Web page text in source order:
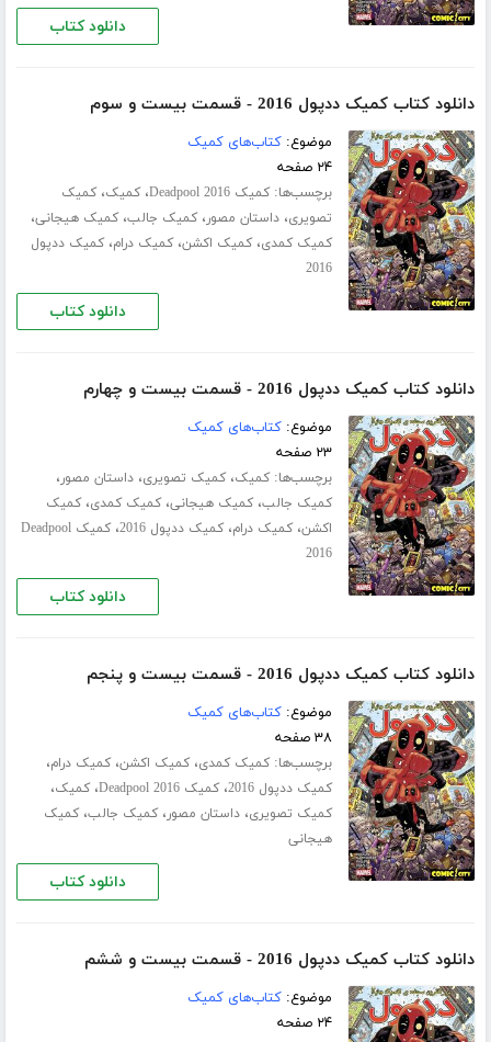
دانلود کتاب
دانلود کتاب کمیک ددپول 2016 - قسمت بیست و سوم
موضوع:کتاب‌های کمیک
۲۴ صفحه
برچسب‌ها:کمیک Deadpool 2016 ،کمیک،کمیک
تصویری،داستان مصور،کمیک جالب،کمیک هیجانی،
کمیک کمدی،کمیک اکشن،کمیک درام،کمیک ددپول
2016
دانلود کتاب
دانلود کتاب کمیک ددپول 2016 - قسمت بیست و چهارم
موضوع:کتاب‌های کمیک
۲۳ صفحه
برچسب‌ها:کمیک،کمیک تصویری،داستان مصور،
کمیک جالب،کمیک هیجانی،کمیک کمدی،کمیک
اکشن،کمیک درام،کمیک ددپول 2016 ،
کمیک Deadpool
2016
دانلود کتاب
دانلود کتاب کمیک ددپول 2016 - قسمت بیست و پنجم
موضوع:کتاب‌های کمیک
۳۸ صفحه
برچسب‌ها:کمیک کمدی،کمیک اکشن،کمیک درام،
کمیک ددپول 2016 ،کمیک Deadpool 2016 ،کمیک،
کمیک تصویری،داستان مصور،کمیک جالب،کمیک
هیجانی
دانلود کتاب
دانلود کتاب کمیک ددپول 2016 - قسمت بیست و ششم
موضوع:کتاب‌های کمیک
۲۴ صفحه